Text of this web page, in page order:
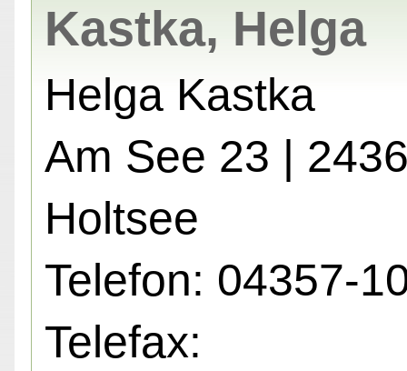
Kastka, Helga
Helga Kastka
Am See 23 |
Holtsee
Telefon: 04357-
Telefax: